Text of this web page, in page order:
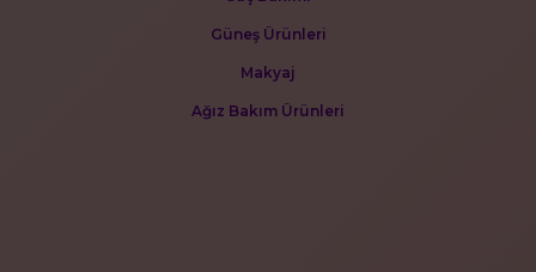
Güneş Ürünleri
Makyaj
Ağız Bakım Ürünleri